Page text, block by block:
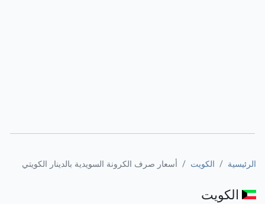
الرئيسية الكويت أسعار صرف الكرونة السويدية بالدينار الكويتي
الكويت